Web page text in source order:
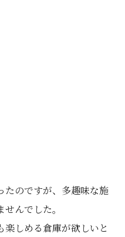
たのですが、多趣味な施
んでした。
楽しめる倉庫が欲しいと